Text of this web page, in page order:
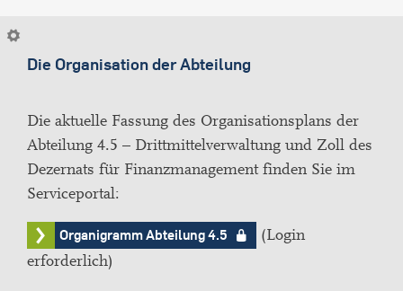
Die Organisation der Abteilung
Die aktuelle Fassung des Organisationsplans der
Abteilung 4.5 – Drittmittelverwaltung und Zoll des
Dezernats für Finanzmanagement finden Sie im
Serviceportal:
Organigramm Abteilung 4.5
(Login
erforderlich)